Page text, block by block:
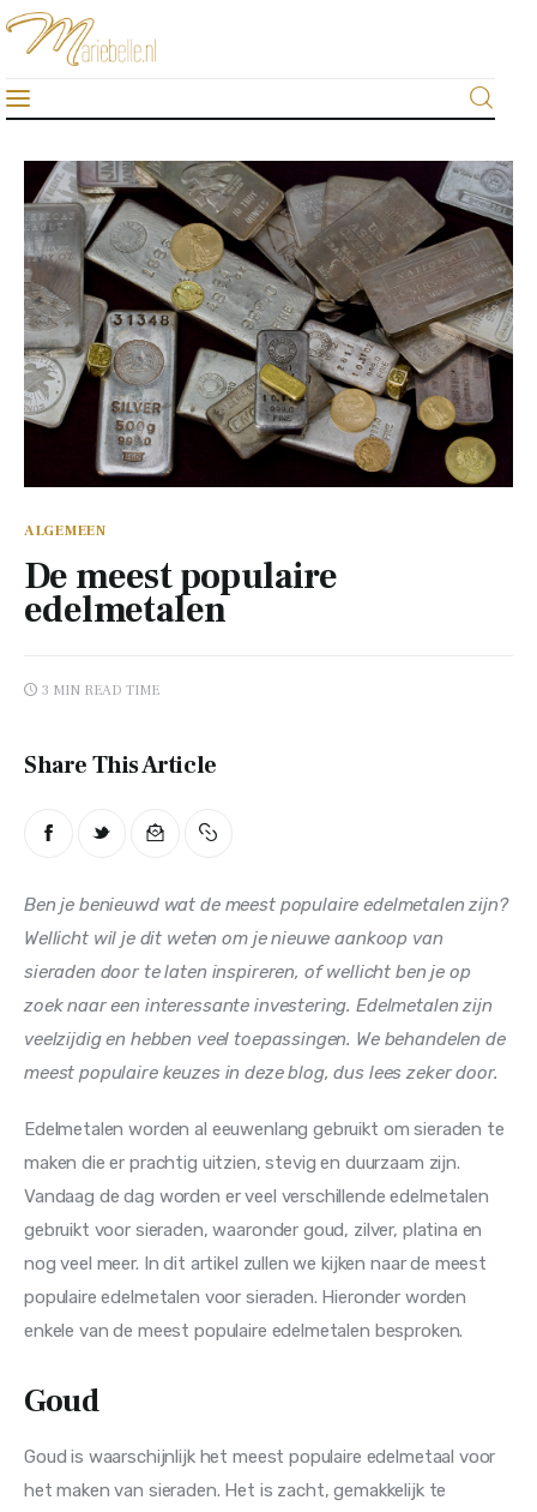
Mariebelle
Home
Algemeen
Beauty & fashion
Gezondheid
Lifestyle
Sieraden
Tips
Verzorging
ALGEMEEN
De meest populaire
edelmetalen
3 MIN READ TIME
Share This Article
Ben je benieuwd wat de meest populaire edelmetalen zijn?
Wellicht wil je dit weten om je nieuwe aankoop van
sieraden door te laten inspireren, of wellicht ben je op
zoek naar een interessante investering. Edelmetalen zijn
veelzijdig en hebben veel toepassingen. We behandelen de
meest populaire keuzes in deze blog, dus lees zeker door.
Edelmetalen worden al eeuwenlang gebruikt om sieraden te
maken die er prachtig uitzien, stevig en duurzaam zijn.
Vandaag de dag worden er veel verschillende edelmetalen
gebruikt voor sieraden, waaronder goud, zilver, platina en
nog veel meer. In dit artikel zullen we kijken naar de meest
populaire edelmetalen voor sieraden. Hieronder worden
enkele van de meest populaire edelmetalen besproken.
Goud
Goud is waarschijnlijk het meest populaire edelmetaal voor
het maken van sieraden. Het is zacht, gemakkelijk te